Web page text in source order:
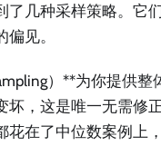
了几种采样策略。它
见。
）**为你提供
坏，这是唯一无需修
花在了中位数案例上